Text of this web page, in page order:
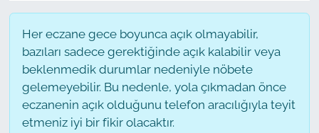
Her eczane gece boyunca açık olmayabilir,
bazıları sadece gerektiğinde açık kalabilir veya
beklenmedik durumlar nedeniyle nöbete
gelemeyebilir. Bu nedenle, yola çıkmadan önce
eczanenin açık olduğunu telefon aracılığıyla teyit
etmeniz iyi bir fikir olacaktır.